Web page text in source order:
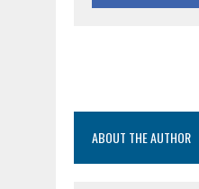
ABOUT THE AUTHOR